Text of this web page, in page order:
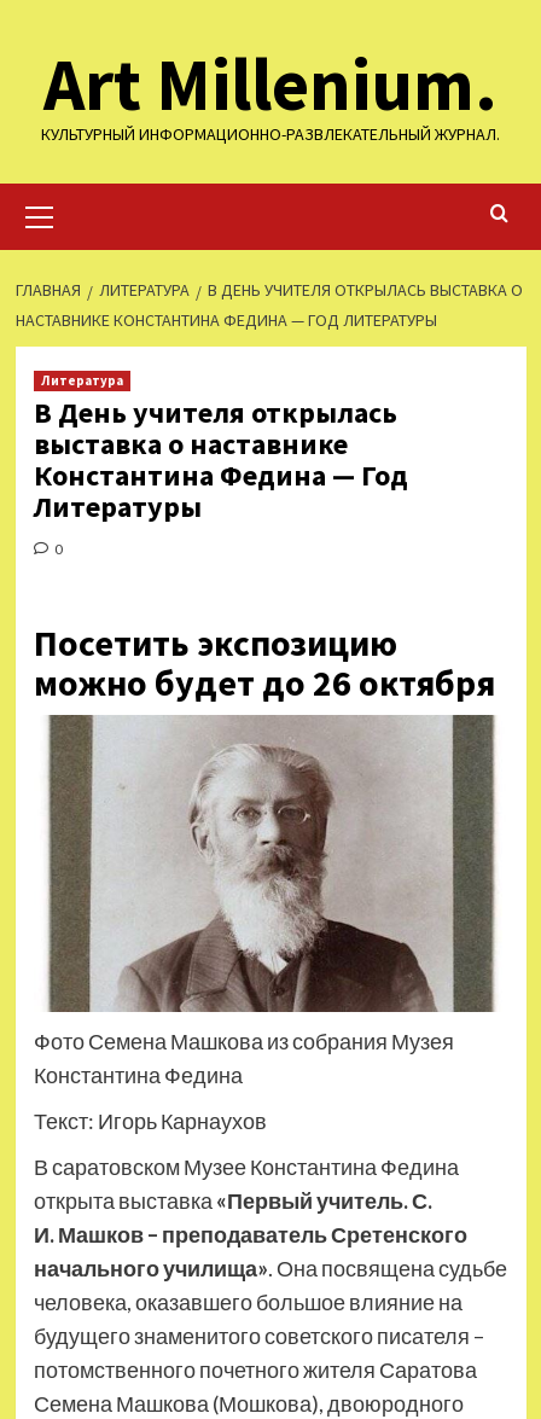
содержимому
Art Millenium.
КУЛЬТУРНЫЙ ИНФОРМАЦИОННО-РАЗВЛЕКАТЕЛЬНЫЙ ЖУРНАЛ.
меню
ГЛАВНАЯ ЛИТЕРАТУРА
В ДЕНЬ УЧИТЕЛЯ ОТКРЫЛАСЬ ВЫСТАВКА О
НАСТАВНИКЕ КОНСТАНТИНА ФЕДИНА — ГОД ЛИТЕРАТУРЫ
Литература
В День учителя открылась
выставка о наставнике
Константина Федина — Год
Литературы
0
Посетить экспозицию
можно будет до 26 октября
Фото Семена Машкова из собрания Музея
Константина Федина
Текст: Игорь Карнаухов
В саратовском Музее Константина Федина
открыта выставка «Первый учитель. С.
И. Машков – преподаватель Сретенского
начального училища». Она посвящена судьбе
человека, оказавшего большое влияние на
будущего знаменитого советского писателя –
потомственного почетного жителя Саратова
Семена Машкова (Мошкова), двоюродного